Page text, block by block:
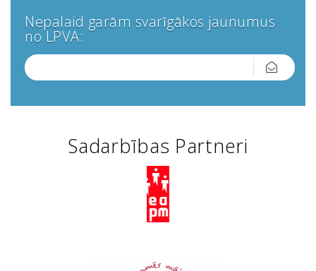
Nepalaid garām svarīgākos jaunumus
no LPVA:
Sadarbības Partneri